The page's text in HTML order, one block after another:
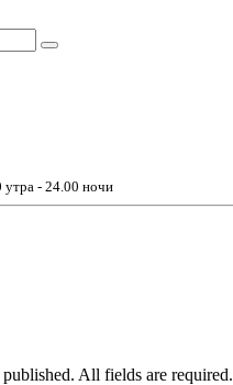
- 24.00 ночи
All fields are required.